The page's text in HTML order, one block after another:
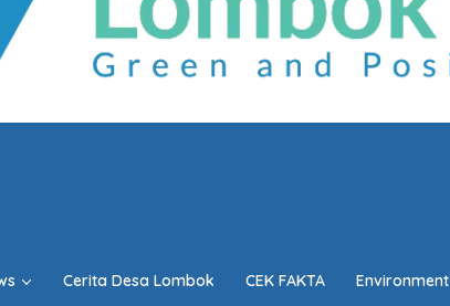
Cerita Desa Lombok CEK FAKTA Environment